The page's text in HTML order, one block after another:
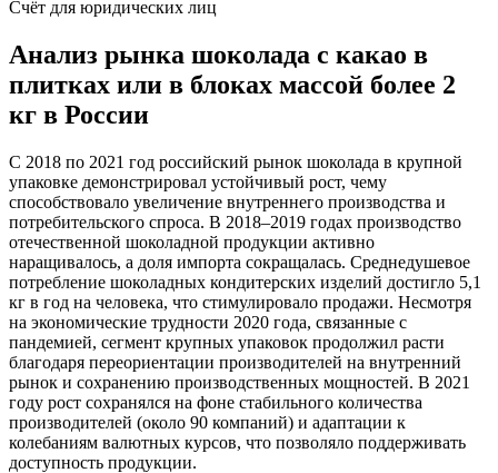
Счёт для юридических лиц
Анализ рынка шоколада с какао в
плитках или в блоках массой более 2
кг в России
С 2018 по 2021 год российский рынок шоколада в крупной
упаковке демонстрировал устойчивый рост, чему
способствовало увеличение внутреннего производства и
потребительского спроса. В 2018–2019 годах производство
отечественной шоколадной продукции активно
наращивалось, а доля импорта сокращалась. Среднедушевое
потребление шоколадных кондитерских изделий достигло 5,1
кг в год на человека, что стимулировало продажи. Несмотря
на экономические трудности 2020 года, связанные с
пандемией, сегмент крупных упаковок продолжил расти
благодаря переориентации производителей на внутренний
рынок и сохранению производственных мощностей. В 2021
году рост сохранялся на фоне стабильного количества
производителей (около 90 компаний) и адаптации к
колебаниям валютных курсов, что позволяло поддерживать
доступность продукции.